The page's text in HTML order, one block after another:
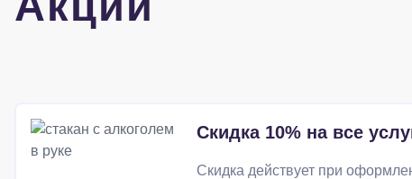
Скидка 10% на все
Скидка действует при